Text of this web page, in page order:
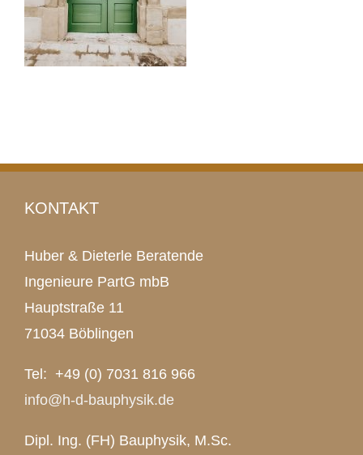
KONTAKT
Huber & Dieterle Beratende
Ingenieure PartG mbB
Hauptstraße 11
71034 Böblingen
Tel: +49 (0) 7031 816 966
info@h-d-bauphysik.de
Dipl. Ing. (FH) Bauphysik, M.Sc.